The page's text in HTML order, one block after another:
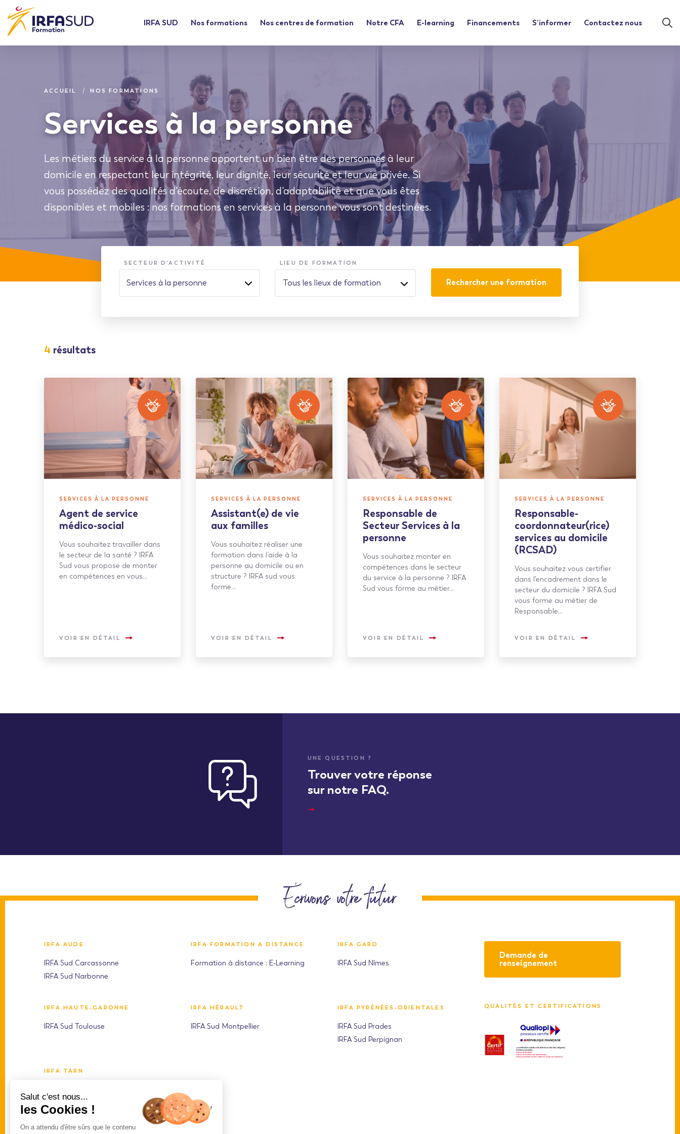
IRFA SUD Nos formations Nos centres de formation Notre CFA E-learning Financements S’informer Contactez nous
ACCUEIL NOS FORMATIONS
Services à la personne
Les métiers du service à la personne apportent un bien être des personnes à leur
domicile en respectant leur intégrité, leur dignité, leur sécurité et leur vie privée. Si
vous possédez des qualités d'écoute, de discrétion, d'adaptabilité et que vous êtes
disponibles et mobiles : nos formations en services à la personne vous sont destinées.
SECTEUR D'ACTIVITÉ LIEU DE FORMATION
Tous les lieux de formation Rechercher une formation
4 résultats
SERVICES À LA PERSONNE
Agent de service
médico-social
Vous souhaitez travailler dans
le secteur de la santé ? IRFA
Sud vous propose de monter
en compétences en vous…
VOIR EN DÉTAIL
SERVICES À LA PERSONNE
Assistant(e) de vie
aux familles
Vous souhaitez réaliser une
formation dans l’aide à la
personne au domicile ou en
structure ? IRFA sud vous
forme…
VOIR EN DÉTAIL
SERVICES À LA PERSONNE
Responsable de
Secteur Services à la
personne
Vous souhaitez monter en
compétences dans le secteur
du service à la personne ? IRFA
Sud vous forme au métier…
VOIR EN DÉTAIL
SERVICES À LA PERSONNE
Responsable-
coordonnateur(rice)
services au domicile
(RCSAD)
Vous souhaitez vous certifier
dans l'encadrement dans le
secteur du domicile ? IRFA Sud
vous forme au métier de
Responsable…
VOIR EN DÉTAIL
UNE QUESTION ?
Trouver votre réponse
sur notre FAQ.
Écrivons votre futur
IRFA AUDE
IRFA Sud Carcassonne
IRFA Sud Narbonne
IRFA FORMATION A DISTANCE
Formation à distance : E-Learning
IRFA GARD
IRFA Sud Nîmes
IRFA HAUTE-GARONNE
IRFA Sud Toulouse
IRFA HÉRAULT
IRFA Sud Montpellier
IRFA PYRÉNÉES-ORIENTALES
IRFA Sud Prades
IRFA Sud Perpignan
IRFA TARN
Demande de
renseignement
QUALITÉS ET CERTIFICATIONS
Salut c'est nous...
les Cookies !
On a attendu d'être sûrs que le contenu